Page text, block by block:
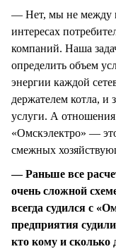
— Нет, мы не между
интересах
компаний. Наша
определить объем
энергии каждой
держателем котла, и
услуги. А
«Омскэлектро» —
смежных
— Раньше все
очень сложной
всегда судился с
предприятия
кто кому и сколько